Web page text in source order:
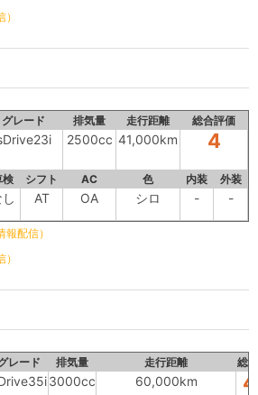
グレード 排気量 走行距離 総合評価
2500cc 41,000km 4
検 シフト AC 色 内装 外装
AT OA シロ - -
配信）
レード 排気量 走行距離 総
3000cc 60,000km